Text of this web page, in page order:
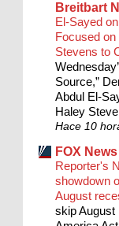
Breitbart
El-Sayed
Focused
Stevens to
Source,”
Abdul El-
Haley
Hace 10
FOX News
Reporter's
showdown
August
skip August